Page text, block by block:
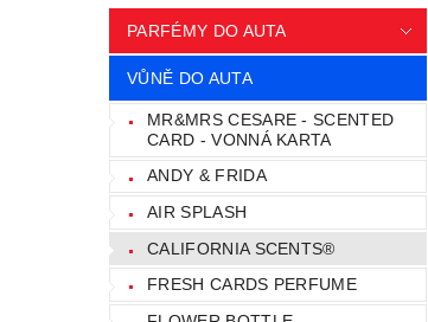
HODNOCENÍ OBCHODU
INFORMACE - SLEVOVÉ KUPÓNY
PARFÉMY DO AUTA
VŮNĚ DO AUTA
MR&MRS CESARE - SCENTED
CARD - VONNÁ KARTA
ANDY & FRIDA
AIR SPLASH
CALIFORNIA SCENTS®
FRESH CARDS PERFUME